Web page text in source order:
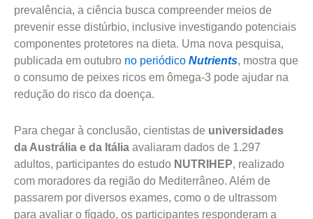
prevalência, a ciência busca compreender meios de
prevenir esse distúrbio, inclusive investigando potenciais
componentes protetores na dieta. Uma nova pesquisa,
publicada em outubro no periódico Nutrients, mostra que
o consumo de peixes ricos em ômega-3 pode ajudar na
redução do risco da doença.
Para chegar à conclusão, cientistas de universidades
da Austrália e da Itália avaliaram dados de 1.297
adultos, participantes do estudo NUTRIHEP, realizado
com moradores da região do Mediterrâneo. Além de
passarem por diversos exames, como o de ultrassom
para avaliar o fígado, os participantes responderam a